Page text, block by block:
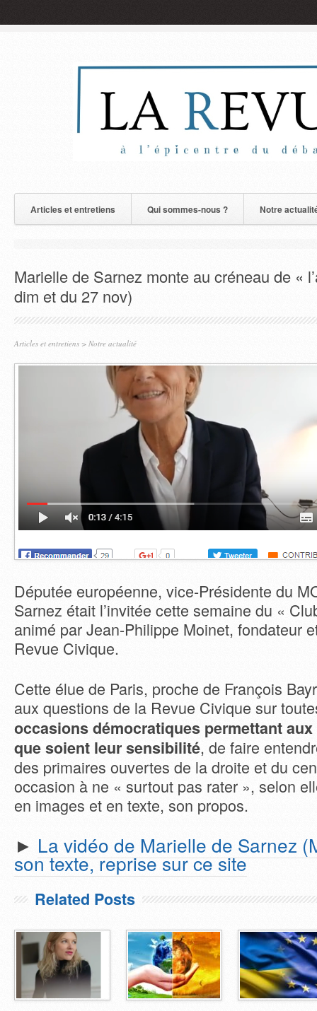
Articles et entretiens Qui sommes-nous ? Notre
Marielle de Sarnez monte au créneau de «
dim et du 27 nov)
Articles et entretiens > Notre actualité
Députée européenne, vice-Présidente du
Sarnez était l’invitée cette semaine du «
animé par Jean-Philippe Moinet, fondateur
Revue Civique.
Cette élue de Paris, proche de François
aux questions de la Revue Civique sur
occasions démocratiques permettant
que soient leur sensibilité, de faire
des primaires ouvertes de la droite et du
occasion à ne « surtout pas rater », selon
en images et en texte, son propos.
► La vidéo de Marielle de Sarnez
son texte, reprise sur ce site
Related Posts